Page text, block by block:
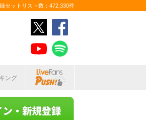
セットリスト数：472,330件
ング